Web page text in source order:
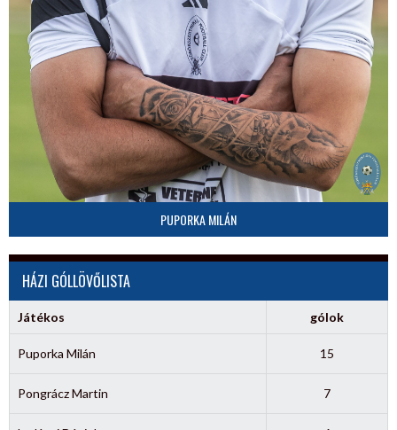
PUPORKA MILÁN
HÁZI GÓLLÖVŐLISTA
Játékos gólok
Puporka Milán 15
Pongrácz Martin 7